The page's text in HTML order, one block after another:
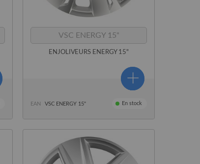
VSC ENERGY 15"
ENJOLIVEURS ENERGY 15"
EAN VSC ENERGY 15" En stock